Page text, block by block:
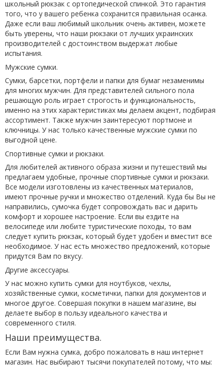
школьный рюкзак с ортопедической спинкой. Это гарантия
того, что у вашего ребенка сохранится правильная осанка.
Даже если ваш любимый школьник очень активен, можете
быть уверены, что наши рюкзаки от лучших украинских
производителей с достоинством выдержат любые
испытания.
Мужские сумки.
Сумки, барсетки, портфели и папки для бумаг незаменимы
для многих мужчин. Для представителей сильного пола
решающую роль играет строгость и функциональность,
именно на этих характеристиках мы делаем акцент, подбирая
ассортимент. Также мужчин заинтересуют портмоне и
ключницы. У нас только качественные мужские сумки по
выгодной цене.
Спортивные сумки и рюкзаки.
Для любителей активного образа жизни и путешествий мы
предлагаем удобные, прочные спортивные сумки и рюкзаки.
Все модели изготовлены из качественных материалов,
имеют прочные ручки и множество отделений. Куда бы Вы не
направились, сумочка будет сопровождать вас и дарить
комфорт и хорошее настроение. Если вы ездите на
велосипеде или любите туристические походы, то вам
следует купить рюкзак, который будет удобен и вместит все
необходимое. У нас есть множество предложений, которые
придутся Вам по вкусу.
Другие аксессуары.
У нас можно купить сумки для ноутбуков, чехлы,
хозяйственные сумки, косметички, папки для документов и
многое другое. Совершая покупки в нашем магазине, вы
делаете выбор в пользу идеального качества и
современного стиля.
Наши преимущества.
Если Вам нужна сумка, добро пожаловать в наш интернет
магазин. Нас выбирают тысячи покупателей потому, что мы: